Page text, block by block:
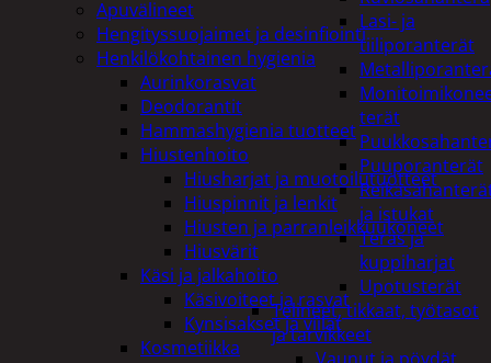
Lasi- ja
tiiliporanterät
terät
Puuporanterät
ja istukat
Teräs ja
kuppiharjat
Upotusterät
Telineet, tikkaat, työtasot
ja tarvikkeet
Apuvälineet
Hengityssuojaimet ja desinfiointi
Henkilökohtainen hygienia
Aurinkorasvat
Deodorantit
Hammashygienia tuotteet
Hiustenhoito
Hiusharjat ja muotoilutuotteet
Hiuspinnit ja lenkit
Hiusten ja parranleikkuukoneet
Hiusvärit
Käsi ja jalkahoito
Käsivoiteet ja rasvat
Kynsisakset ja viilat
Kosmetiikka